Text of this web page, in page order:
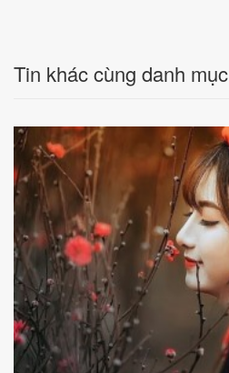
Tin khác cùng danh mục